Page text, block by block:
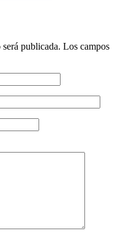
publicada. Los campos